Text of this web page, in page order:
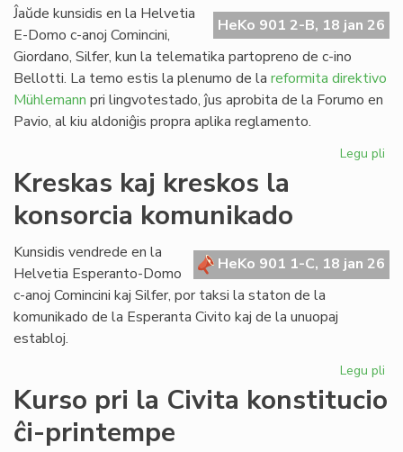
HeKo 901 2-B, 18 jan 26
Ĵaŭde kunsidis en la Helvetia
E-Domo c-anoj Comincini,
Giordano, Silfer, kun la telematika partopreno de c-ino
Bellotti. La temo estis la plenumo de la reformita direktivo
Mühlemann pri lingvotestado, ĵus aprobita de la Forumo en
Pavio, al kiu aldoniĝis propra aplika reglamento.
Legu pli
Kreskas kaj kreskos la
konsorcia komunikado
HeKo 901 1-C, 18 jan 26
Kunsidis vendrede en la
Helvetia Esperanto-Domo
c-anoj Comincini kaj Silfer, por taksi la staton de la
komunikado de la Esperanta Civito kaj de la unuopaj
establoj.
Legu pli
kaj
Kurso pri la Civita konstitucio
ĉi-printempe